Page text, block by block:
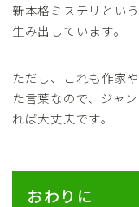
新本格ミステリとい
生み出しています。
ただし、これも作家
た言葉なので、ジャ
れば大丈夫です。
おわりに